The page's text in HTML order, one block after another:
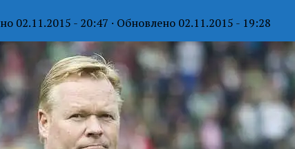
02.11.2015 - 20:47 · Обновлено 02.11.2015 - 19:28